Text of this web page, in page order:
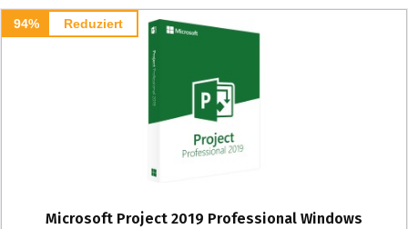
94% Reduziert
Microsoft Project 2019 Professional Windows